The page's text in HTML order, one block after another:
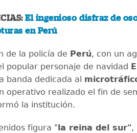
El ingenioso disfraz de
en Perú
de la policía de Perú, con un
popular personaje de navidad
banda dedicada al
operativo realizado el fin de
la institución.
figura "la reina del sur",